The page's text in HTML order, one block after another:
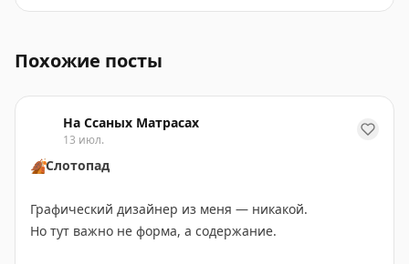
Похожие посты
На Ссаных Матрасах
13 июл.
🍂Слотопад
Графический дизайнер из меня — никакой.
Но тут важно не форма, а содержание.